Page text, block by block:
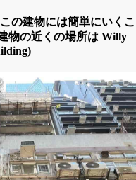
の建物には簡単にいくこ
物の近くの場所は Willy